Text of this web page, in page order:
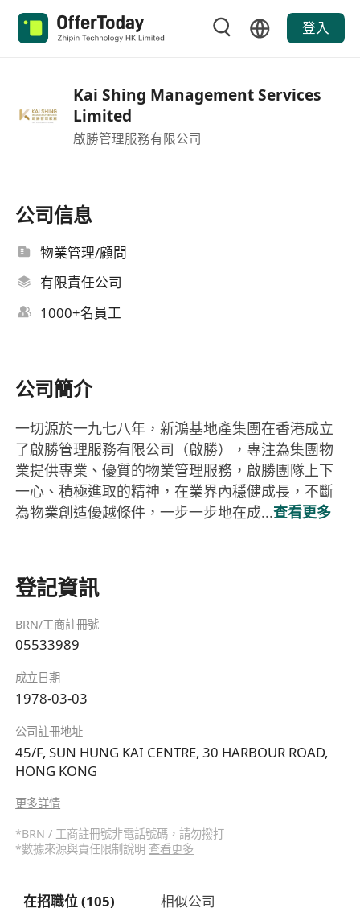
登入
Kai Shing Management Services
Limited
啟勝管理服務有限公司
公司信息
物業管理/顧問
有限責任公司
1000+名員工
公司簡介
一切源於一九七八年，新鴻基地產集團在香港成立
了啟勝管理服務有限公司（啟勝），專注為集團物
業提供專業、優質的物業管理服務，啟勝團隊上下
一心、積極進取的精神，在業界內穩健成長，不斷
為物業創造優越條件，一步一步地在成...查看更多
登記資訊
BRN/工商註冊號
05533989
成立日期
1978-03-03
公司註冊地址
45/F, SUN HUNG KAI CENTRE, 30 HARBOUR ROAD,
HONG KONG
更多詳情
*BRN / 工商註冊號非電話號碼，請勿撥打
*數據來源與責任限制說明 查看更多
在招職位 (105) 相似公司